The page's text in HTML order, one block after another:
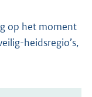
op het moment
heidsregio’s,